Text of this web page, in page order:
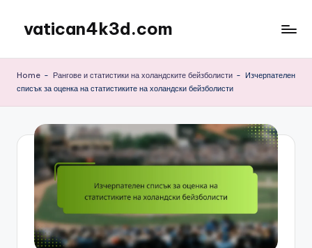
content
vatican4k3d.com
Home - Рангове и статистики на холандските бейзболисти - Изчерпателен
списък за оценка на статистиките на холандски бейзболисти